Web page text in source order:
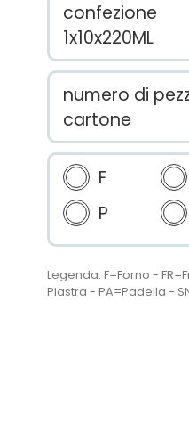
confezione
1x10x220ML
numero di
cartone
F
P
Legenda: F=Forno -
Piastra - PA=Padella -